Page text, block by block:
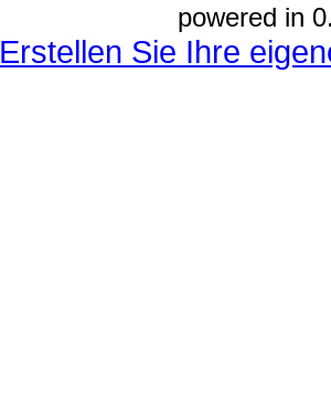
powered in
Erstellen Sie Ihre